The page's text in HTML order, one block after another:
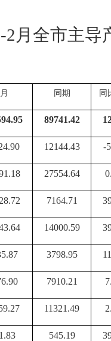
2 月全市主导
月 同期 同
89741.42
12144.43 -
27554.64
7164.71
14000.59
3798.95
7910.21
11321.49
545.19